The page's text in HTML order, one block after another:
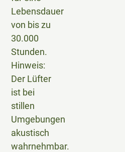
Lebensdauer
von bis zu
30.000
Stunden.
Hinweis:
Der Lüfter
ist bei
stillen
Umgebungen
akustisch
wahrnehmbar.